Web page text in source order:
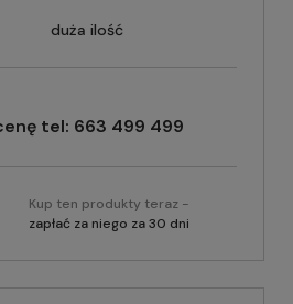
duża ilość
tel: 663 499 499
Kup ten produkty teraz -
zapłać za niego za 30 dni